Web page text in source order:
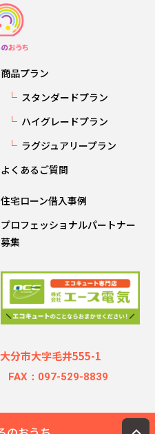
商品プラン
スタンダードプラン
ハイグレードプラン
ラグジュアリープラン
よくあるご質問
住宅ローン借入事例
プロフェッショナルパートナー
募集
分市大字毛井555-1
FAX：097-529-8839